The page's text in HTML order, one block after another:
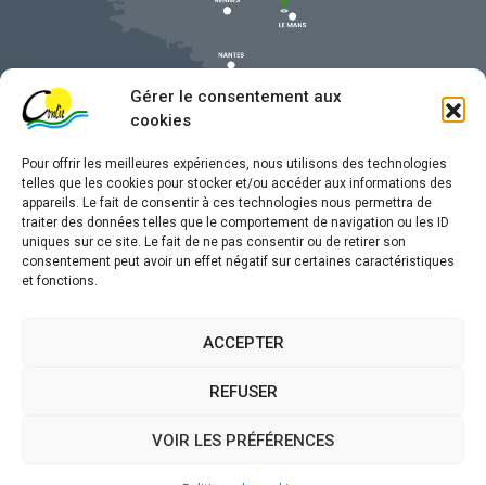
Gérer le consentement aux
cookies
Pour offrir les meilleures expériences, nous utilisons des technologies
telles que les cookies pour stocker et/ou accéder aux informations des
appareils. Le fait de consentir à ces technologies nous permettra de
traiter des données telles que le comportement de navigation ou les ID
uniques sur ce site. Le fait de ne pas consentir ou de retirer son
consentement peut avoir un effet négatif sur certaines caractéristiques
et fonctions.
ACCEPTER
REFUSER
VOIR LES PRÉFÉRENCES
Mentions légales
Traitement de données personnelles
(sites internet de collectivités &